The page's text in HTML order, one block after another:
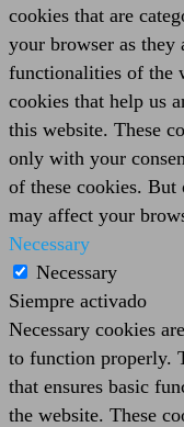
cookies that are
your browser as
functionalities of the
cookies that help us
this website. These
only with your
of these cookies. But
may affect your
Necessary
Necessary
Siempre activado
Necessary cookies
to function properly.
that ensures basic
the website. These